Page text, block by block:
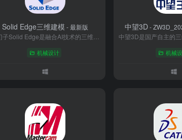
Solid Edge三维建模 - 最新版
机械设计
中望3D-
机械